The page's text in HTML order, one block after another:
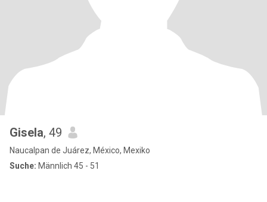
Gisela, 49
Naucalpan de Juárez, México, Mexiko
Suche: Männlich 45 - 51